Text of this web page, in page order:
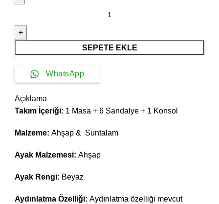
Odası
SEPETE EKLE
WhatsApp
Açıklama
Takım İçeriği: 1 Masa + 6 Sandalye + 1 Konsol
Malzeme: Ahşap & Suntalam
Ayak Malzemesi: Ahşap
Ayak Rengi: Beyaz
Aydınlatma Özelliği: Aydınlatma özelliği mevcut